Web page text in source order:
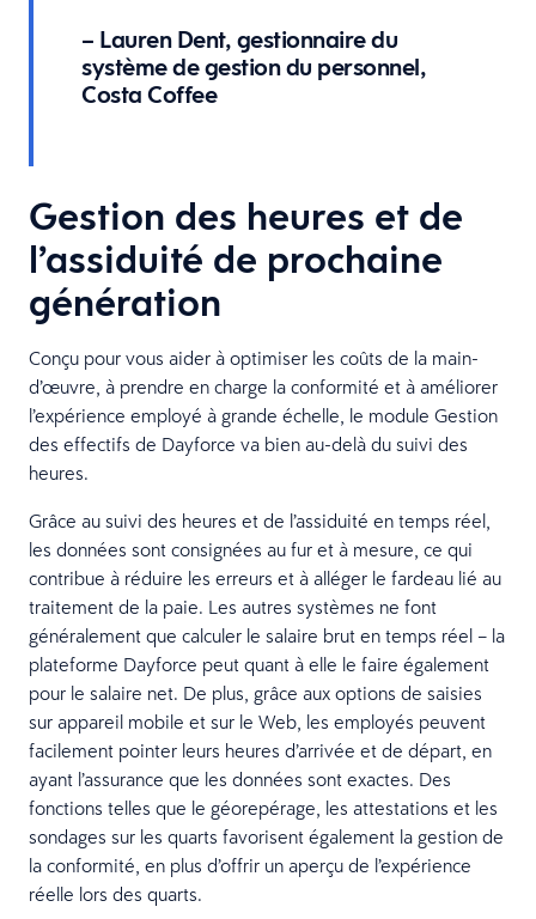
– Lauren Dent, gestionnaire du
système de gestion du personnel,
Costa Coffee
Gestion des heures et de
l’assiduité de prochaine
génération
Conçu pour vous aider à optimiser les coûts de la main-
d’œuvre, à prendre en charge la conformité et à améliorer
l’expérience employé à grande échelle, le module Gestion
des effectifs de Dayforce va bien au-delà du suivi des
heures.
Grâce au suivi des heures et de l’assiduité en temps réel,
les données sont consignées au fur et à mesure, ce qui
contribue à réduire les erreurs et à alléger le fardeau lié au
traitement de la paie. Les autres systèmes ne font
généralement que calculer le salaire brut en temps réel – la
plateforme Dayforce peut quant à elle le faire également
pour le salaire net. De plus, grâce aux options de saisies
sur appareil mobile et sur le Web, les employés peuvent
facilement pointer leurs heures d’arrivée et de départ, en
ayant l’assurance que les données sont exactes. Des
fonctions telles que le géorepérage, les attestations et les
sondages sur les quarts favorisent également la gestion de
la conformité, en plus d’offrir un aperçu de l’expérience
réelle lors des quarts.